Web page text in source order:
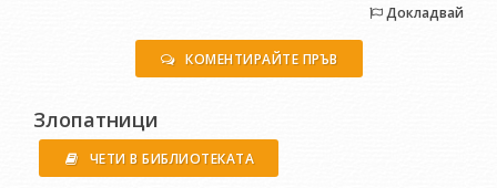
Докладвай
КОМЕНТИРАЙТЕ ПРЪВ
Злопатници
ЧЕТИ В БИБЛИОТЕКАТА